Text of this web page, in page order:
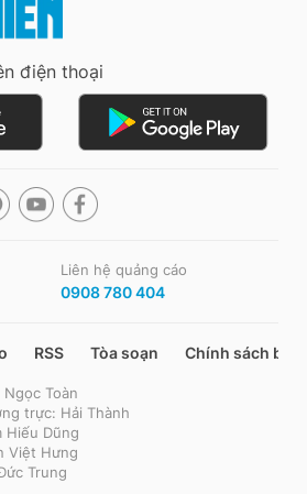
điện thoại
Liên hệ quảng cáo
0908 780 404
RSS Tòa soạn Chính sách bảo
Toàn
trực: Hải Thành
Hiếu Dũng
Việt Hưng
Trung